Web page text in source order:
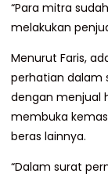
“Para mitra
melakukan
Menurut Faris,
perhatian dalam
dengan menjual
membuka
beras lainnya.
“Dalam surat